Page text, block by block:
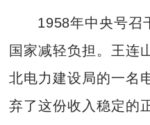
1958年中央号召
国家减轻负担。王连
北电力建设局的一名
弃了这份收入稳定的